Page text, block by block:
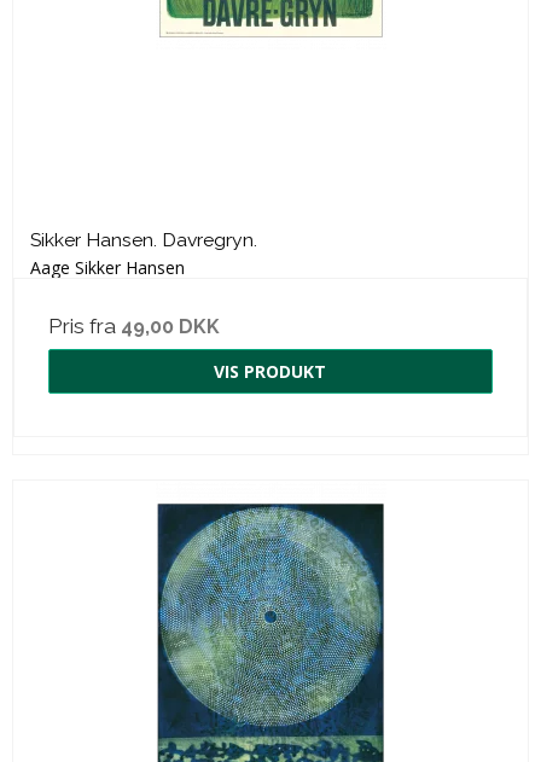
Sikker Hansen. Davregryn.
Aage Sikker Hansen
Pris fra 49,00 DKK
VIS PRODUKT